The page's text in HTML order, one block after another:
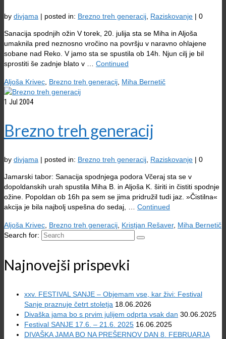
by divjama | posted in: Brezno treh generacij, Raziskovanje | 0
Sanacija spodnjih ožin V torek, 20. julija sta se Miha in Aljoša
umaknila pred neznosno vročino na površju v naravno ohlajene
sobane nad Reko. V jamo sta se spustila ob 14h. Njun cilj je bil
sprostiti še zadnje blato v … Continued
Aljoša Krivec, Brezno treh generacij, Miha Bernetič
1 Jul 2004
Brezno treh generacij
by divjama | posted in: Brezno treh generacij Raziskovanje | 0
Jamarski tabor: Sanacija spodnjega podora Včeraj sta se v
dopoldanskih urah spustila Miha B. in Aljoša K. širiti in čistiti spodnje
ožine. Popoldan ob 16h pa sem se jima pridružil tudi jaz. »Čistilna«
akcija je bila najbolj uspešna do sedaj, … Continued
Aljoša Krivec Brezno treh generacij Kristjan Rešaver, Miha Bernetič
Search for:
Najnovejši prispevki
xxv. FESTIVAL SANJE – Objemam vse, kar živi: Festival
Sanje praznuje četrt stoletja 18.06.2026
Divaška jama bo s prvim julijem odprta vsak dan 30.06.2025
Festival SANJE 17.6. – 21.6. 2025 16.06.2025
DIVAŠKA JAMA BO NA PREŠERNOV DAN 8. FEBRUARJA